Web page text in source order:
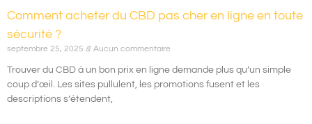
Comment acheter du CBD pas cher en ligne en toute
sécurité ?
septembre 25, 2025 Aucun commentaire
Trouver du CBD à un bon prix en ligne demande plus qu’un simple
coup d’œil. Les sites pullulent, les promotions fusent et les
descriptions s’étendent,